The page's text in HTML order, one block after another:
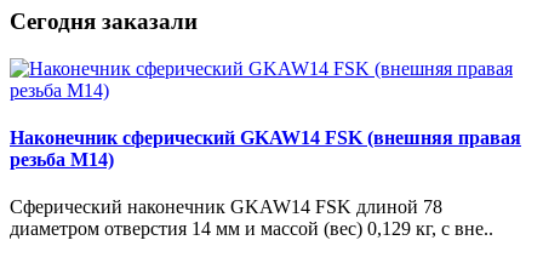
Сегодня заказали
Наконечник сферический GKAW14 FSK (внешняя правая
резьба M14)
Сферический наконечник GKAW14 FSK длиной 78
диаметром отверстия 14 мм и массой (вес) 0,129 кг, с вне..